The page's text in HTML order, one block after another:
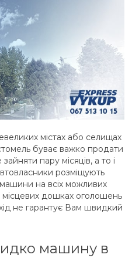
містах або селищах
буває важко продати
пару місяців, а то і
розміщують
на всіх можливих
місцевих дошках оголошень
не гарантує Вам швидкий
машину в